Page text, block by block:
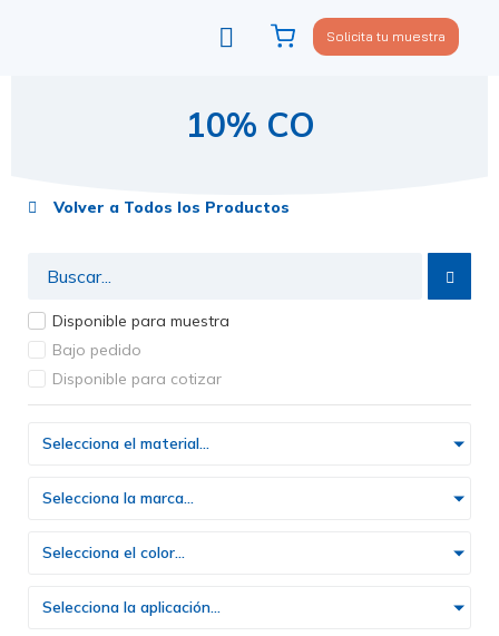
Solicita tu muestra
10% CO
Volver a Todos los Productos
Disponible para muestra
Bajo pedido
Disponible para cotizar
Selecciona el material...
Selecciona la marca...
Selecciona el color...
Selecciona la aplicación...